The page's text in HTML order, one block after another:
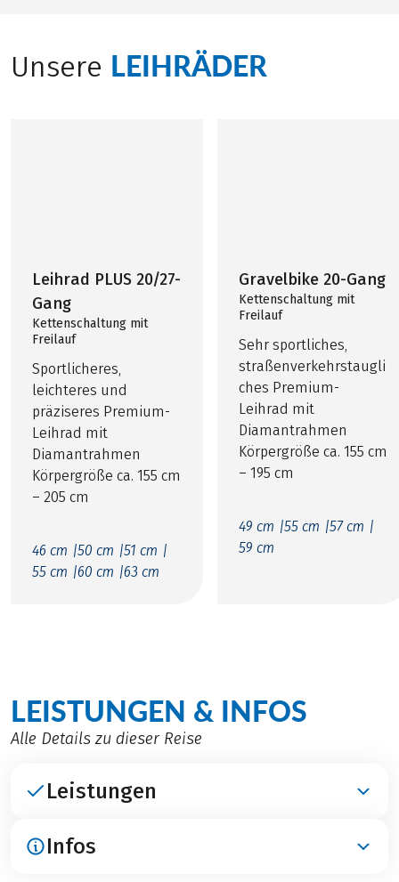
Unsere LEIHRÄDER
Leihrad PLUS 20/27-
Gang
Kettenschaltung mit
Freilauf
Sportlicheres,
leichteres und
präziseres Premium-
Leihrad mit
Diamantrahmen
Körpergröße ca. 155 cm
– 205 cm
46 cm |50 cm |51 cm |
55 cm |60 cm |63 cm
Gravelbike 20-Gang
Kettenschaltung mit
Freilauf
Sehr sportliches,
straßenverkehrstaugli
ches Premium-
Leihrad mit
Diamantrahmen
Körpergröße ca. 155 cm
– 195 cm
49 cm |55 cm |57 cm |
59 cm
LEISTUNGEN & INFOS
Alle Details zu dieser Reise
Leistungen
ENTHALTEN
Infos